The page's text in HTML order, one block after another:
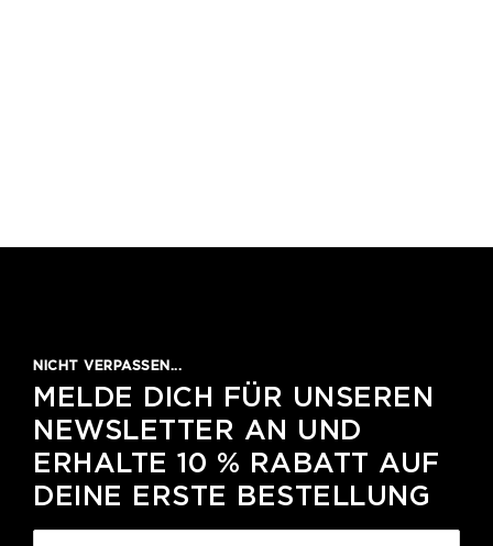
NICHT VERPASSEN...
MELDE DICH FÜR UNSEREN
NEWSLETTER AN UND
ERHALTE 10 % RABATT AUF
DEINE ERSTE BESTELLUNG